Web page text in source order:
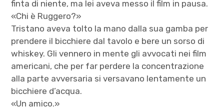
finta di niente, ma lei aveva messo il film in pausa.
«Chi è Ruggero?»
Tristano aveva tolto la mano dalla sua gamba per
prendere il bicchiere dal tavolo e bere un sorso di
whiskey. Gli vennero in mente gli avvocati nei film
americani, che per far perdere la concentrazione
alla parte avversaria si versavano lentamente un
bicchiere d’acqua.
«Un amico.»